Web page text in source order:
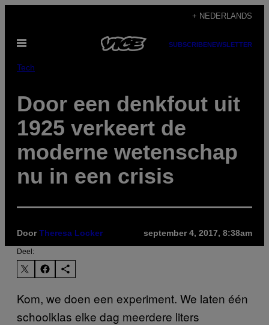
de
inhoud
+ NEDERLANDS
Open
SUBSCRIBENEWSLETTER
Tech
Door een denkfout uit
1925 verkeert de
moderne wetenschap
nu in een crisis
DoorTheresa Locker september 4, 2017, 8:38am
Deel:
Kom, we doen een experiment. We laten één
schoolklas elke dag meerdere liters